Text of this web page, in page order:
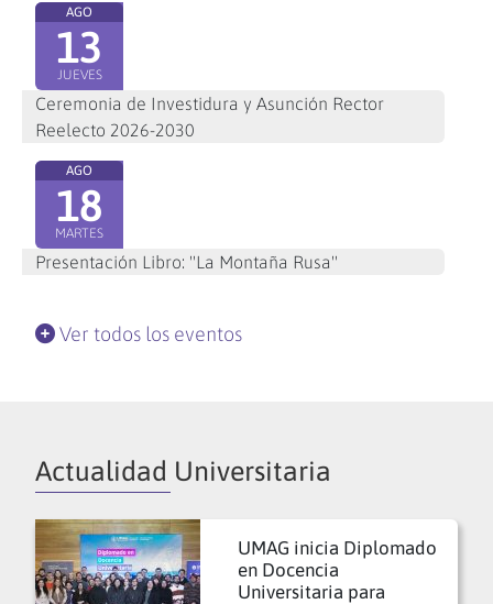
AGO
13
JUEVES
Ceremonia de Investidura y Asunción Rector
Reelecto 2026-2030
AGO
18
MARTES
Presentación Libro: "La Montaña Rusa"
Ver todos los eventos
Actualidad Universitaria
UMAG inicia Diplomado
en Docencia
Universitaria para